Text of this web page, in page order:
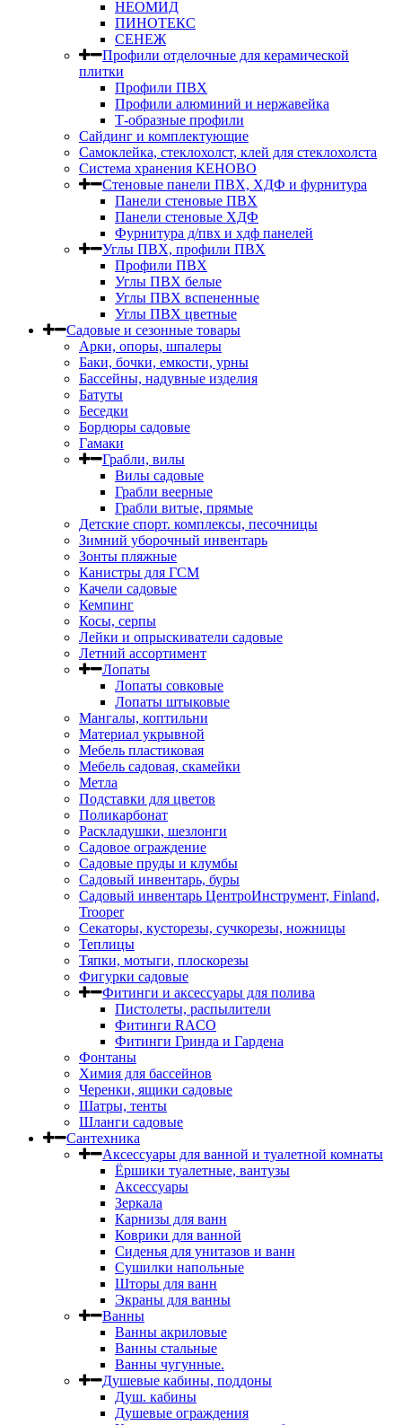
НЕОМИД
ПИНОТЕКС
СЕНЕЖ
Профили отделочные для керамической
плитки
Профили ПВХ
Профили алюминий и нержавейка
Т-образные профили
Сайдинг и комплектующие
Самоклейка, стеклохолст, клей для стеклохолста
Система хранения КЕНОВО
Стеновые панели ПВХ, ХДФ и фурнитура
Панели стеновые ПВХ
Панели стеновые ХДФ
Фурнитура д/пвх и хдф панелей
Углы ПВХ, профили ПВХ
Профили ПВХ
Углы ПВХ белые
Углы ПВХ вспененные
Углы ПВХ цветные
Садовые и сезонные товары
Арки, опоры, шпалеры
Баки, бочки, емкости, урны
Бассейны, надувные изделия
Батуты
Беседки
Бордюры садовые
Гамаки
Грабли, вилы
Вилы садовые
Грабли веерные
Грабли витые, прямые
Детские спорт. комплексы, песочницы
Зимний уборочный инвентарь
Зонты пляжные
Канистры для ГСМ
Качели садовые
Кемпинг
Косы, серпы
Лейки и опрыскиватели садовые
Летний ассортимент
Лопаты
Лопаты совковые
Лопаты штыковые
Мангалы, коптильни
Материал укрывной
Мебель пластиковая
Мебель садовая, скамейки
Метла
Подставки для цветов
Поликарбонат
Раскладушки, шезлонги
Садовое ограждение
Садовые пруды и клумбы
Садовый инвентарь, буры
Садовый инвентарь ЦентроИнструмент, Finland,
Trooper
Секаторы, кусторезы, сучкорезы, ножницы
Теплицы
Тяпки, мотыги, плоскорезы
Фигурки садовые
Фитинги и аксессуары для полива
Пистолеты, распылители
Фитинги RACO
Фитинги Гринда и Гардена
Фонтаны
Химия для бассейнов
Черенки, ящики садовые
Шатры, тенты
Шланги садовые
Сантехника
Аксессуары для ванной и туалетной комнаты
Ёршики туалетные, вантузы
Аксессуары
Зеркала
Карнизы для ванн
Коврики для ванной
Сиденья для унитазов и ванн
Сушилки напольные
Шторы для ванн
Экраны для ванны
Ванны
Ванны акриловые
Ванны стальные
Ванны чугунные.
Душевые кабины, поддоны
Душ. кабины
Душевые ограждения